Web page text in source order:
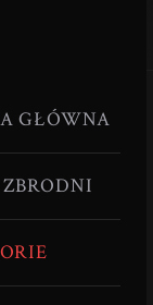
GŁÓWNA